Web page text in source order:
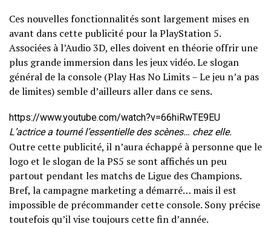
Ces nouvelles fonctionnalités sont largement mises en
avant dans cette publicité pour la PlayStation 5.
Associées à l’Audio 3D, elles doivent en théorie offrir une
plus grande immersion dans les jeux vidéo. Le slogan
général de la console (Play Has No Limits – Le jeu n’a pas
de limites) semble d’ailleurs aller dans ce sens.
https://www.youtube.com/watch?v=66hiRwTE9EU
L’actrice a tourné l’essentielle des scènes… chez elle.
Outre cette publicité, il n’aura échappé à personne que le
logo et le slogan de la PS5 se sont affichés un peu
partout pendant les matchs de Ligue des Champions.
Bref, la campagne marketing a démarré… mais il est
impossible de précommander cette console. Sony précise
toutefois qu’il vise toujours cette fin d’année.